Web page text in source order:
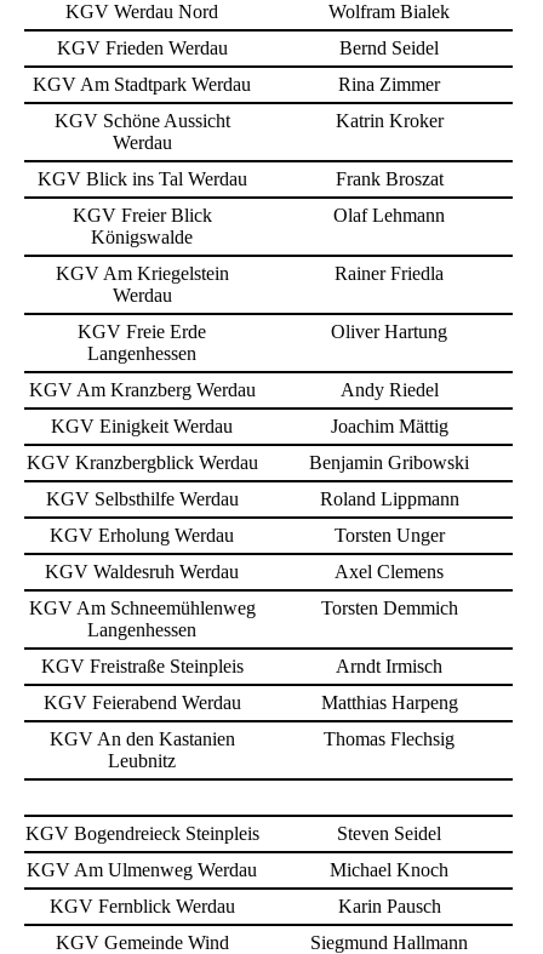
KGV Werdau Nord
Wolfram Bialek
KGV Frieden Werdau
Bernd Seidel
KGV Am Stadtpark Werdau
Rina Zimmer
KGV Schöne Aussicht
Werdau
Katrin Kroker
KGV Blick ins Tal Werdau
Frank Broszat
KGV Freier Blick
Königswalde
Olaf Lehmann
KGV Am Kriegelstein
Werdau
Rainer Friedla
KGV Freie Erde
Langenhessen
Oliver Hartung
KGV Am Kranzberg Werdau
Andy Riedel
KGV Einigkeit Werdau
Joachim Mättig
KGV Kranzbergblick Werdau
Benjamin Gribowski
KGV Selbsthilfe Werdau
Roland Lippmann
KGV Erholung Werdau
Torsten Unger
KGV Waldesruh Werdau
Axel Clemens
KGV Am Schneemühlenweg
Langenhessen
Torsten Demmich
KGV Freistraße Steinpleis
Arndt Irmisch
KGV Feierabend Werdau
Matthias Harpeng
KGV An den Kastanien
Leubnitz
Thomas Flechsig
KGV Bogendreieck Steinpleis
Steven Seidel
KGV Am Ulmenweg Werdau
Michael Knoch
KGV Fernblick Werdau
Karin Pausch
KGV Gemeinde Wind
Siegmund Hallmann